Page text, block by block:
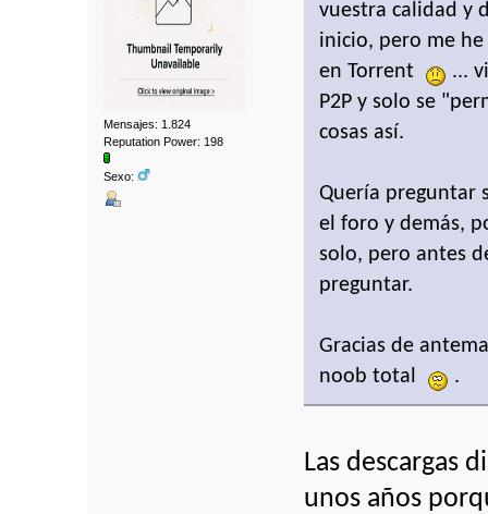
Mensajes: 1.824
Reputation Power: 198
Sexo:
vuestra calidad y
inicio, pero me
en Torrent
...
P2P y solo se
cosas así.
Quería preguntar
el foro y demás,
solo, pero antes
preguntar.
Gracias de
noob total
.
Las descargas
unos años